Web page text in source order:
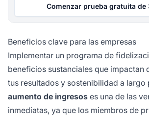
Comenzar prueba gratuita de
Beneficios clave para las empresas
Implementar un programa de
beneficios sustanciales que impactan
tus resultados y sostenibilidad a largo
aumento de ingresos es una de las
inmediatas, ya que los miembros de